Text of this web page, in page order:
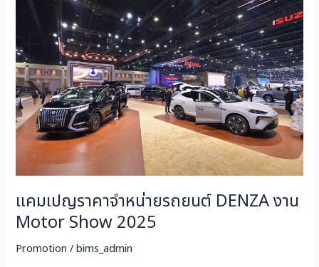
แคมเปญราคาจำหน่ายรถยนต์ DENZA งาน
Motor Show 2025
Promotion /bims_admin
ราคา
รถยนต์
DENZA
งาน
Motor
Show
2025